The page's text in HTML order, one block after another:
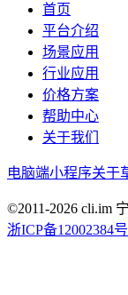
首页
平台介绍
场景应用
行业应用
价格方案
帮助中心
关于我们
电脑端小程序关于
©2011-2026 cli.im
浙ICP备12002384号